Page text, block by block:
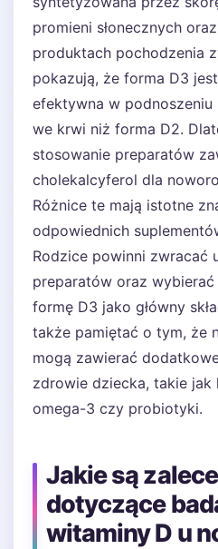
promieni słonecznych
produktach pochodzenia
pokazują, że forma D3
efektywna w
we krwi niż forma D2.
stosowanie preparatów
cholekalcyferol dla
Różnice te mają istotne
odpowiednich
Rodzice powinni zwracać
preparatów oraz
formę D3 jako główny
także pamiętać o tym, że
mogą zawierać
zdrowie dziecka, takie jak
omega-3 czy probiotyki.
Jakie są
dotyczące
witaminy D u